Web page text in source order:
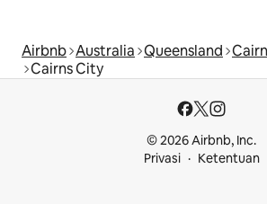
Airbnb Australia Queensland
Cairns City
© 2026 Airbnb, Inc.
Privasi
Ketentuan